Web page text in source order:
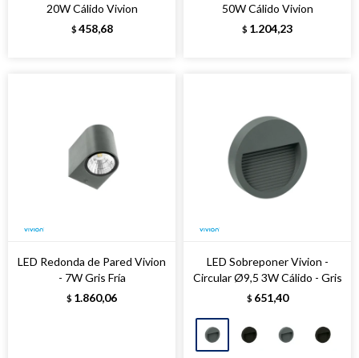
20W Cálido Vivion
$ 458,68
50W Cálido Vivion
$ 1.204,23
LED Redonda de Pared Vivion
- 7W Gris Fría
$ 1.860,06
LED Sobreponer Vivion -
Circular Ø9,5 3W Cálido - Gris
$ 651,40